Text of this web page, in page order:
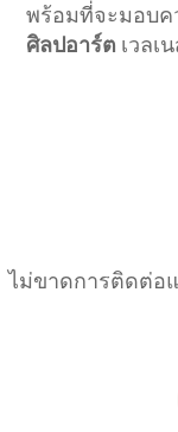
พร้อมที่จะมอบ
ศิลปอาร์ต เวลเ
ไม่ขาดการติดต่อ